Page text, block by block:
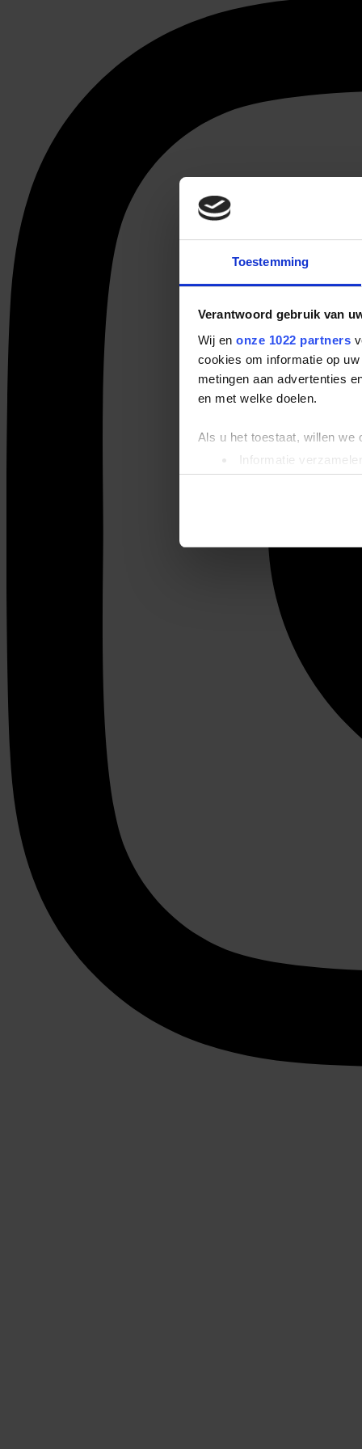
Toestemming
Verantwoord gebruik van
Wij en onze 1022 partners
cookies om informatie op
metingen aan advertenties
en met welke doelen.
Als u het toestaat, willen we
Informatie
Uw apparaat
Lees meer over hoe uw
We gebruiken cookies om
websiteverkeer te
media, adverteren en
verstrekt of die ze hebben